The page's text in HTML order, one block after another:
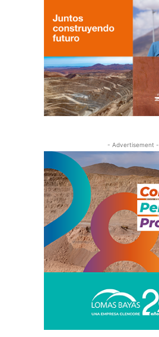
- Advertisement -